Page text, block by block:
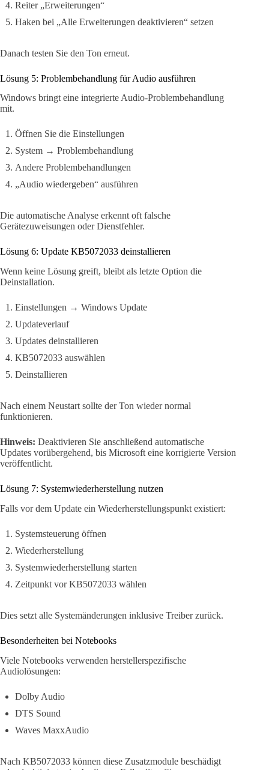
Reiter „Erweiterungen“
Haken bei „Alle Erweiterungen deaktivieren“ setzen
Danach testen Sie den Ton erneut.
Lösung 5: Problembehandlung für Audio ausführen
Windows bringt eine integrierte Audio-Problembehandlung
mit.
Öffnen Sie die Einstellungen
System → Problembehandlung
Andere Problembehandlungen
„Audio wiedergeben“ ausführen
Die automatische Analyse erkennt oft falsche
Gerätezuweisungen oder Dienstfehler.
Lösung 6: Update KB5072033 deinstallieren
Wenn keine Lösung greift, bleibt als letzte Option die
Deinstallation.
Einstellungen → Windows Update
Updateverlauf
Updates deinstallieren
KB5072033 auswählen
Deinstallieren
Nach einem Neustart sollte der Ton wieder normal
funktionieren.
Hinweis: Deaktivieren Sie anschließend automatische
Updates vorübergehend, bis Microsoft eine korrigierte Version
veröffentlicht.
Lösung 7: Systemwiederherstellung nutzen
Falls vor dem Update ein Wiederherstellungspunkt existiert:
Systemsteuerung öffnen
Wiederherstellung
Systemwiederherstellung starten
Zeitpunkt vor KB5072033 wählen
Dies setzt alle Systemänderungen inklusive Treiber zurück.
Besonderheiten bei Notebooks
Viele Notebooks verwenden herstellerspezifische
Audiolösungen:
Dolby Audio
DTS Sound
Waves MaxxAudio
Nach KB5072033 können diese Zusatzmodule beschädigt